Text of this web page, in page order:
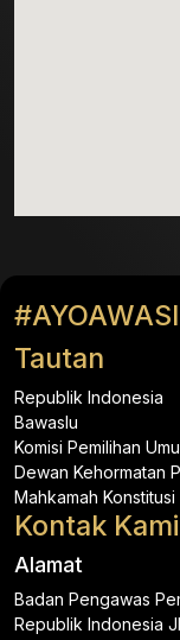
Tautan
Republik Indonesia
Bawaslu
Komisi Pemilihan
Dewan Kehormatan
Mahkamah Konstitusi
Kontak Kami
Alamat
Badan Pengawas
Republik Indonesia